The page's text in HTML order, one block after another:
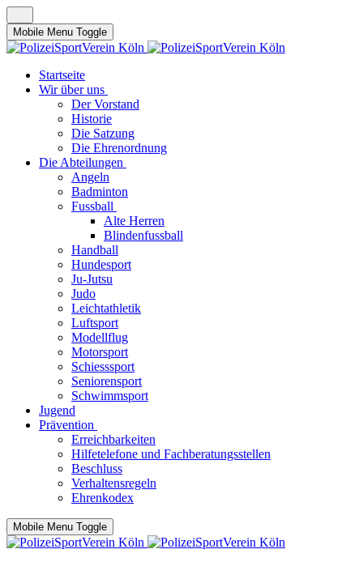
Mobile Menu Toggle
Startseite
Wir über uns
Der Vorstand
Historie
Die Satzung
Die Ehrenordnung
Die Abteilungen
Angeln
Badminton
Fussball
Alte Herren
Blindenfussball
Handball
Hundesport
Ju-Jutsu
Judo
Leichtathletik
Luftsport
Modellflug
Motorsport
Schiesssport
Seniorensport
Schwimmsport
Jugend
Prävention
Erreichbarkeiten
Hilfetelefone und Fachberatungsstellen
Beschluss
Verhaltensregeln
Ehrenkodex
Mobile Menu Toggle